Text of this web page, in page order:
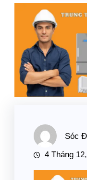
Sóc
4 Tháng